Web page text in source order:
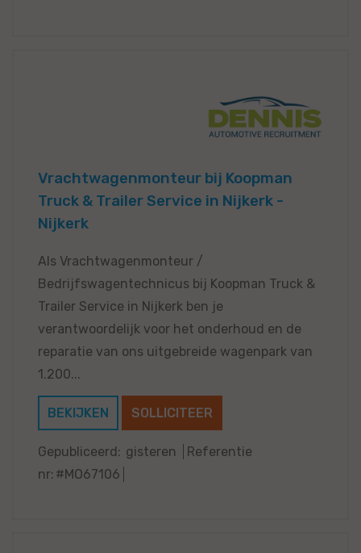
Vrachtwagenmonteur bij Koopman
Truck & Trailer Service in Nijkerk -
Nijkerk
Als Vrachtwagenmonteur /
Bedrijfswagentechnicus bij Koopman Truck &
Trailer Service in Nijkerk ben je
verantwoordelijk voor het onderhoud en de
reparatie van ons uitgebreide wagenpark van
1.200...
BEKIJKEN SOLLICITEER
Gepubliceerd: gisteren
Referentie
nr: #MO67106